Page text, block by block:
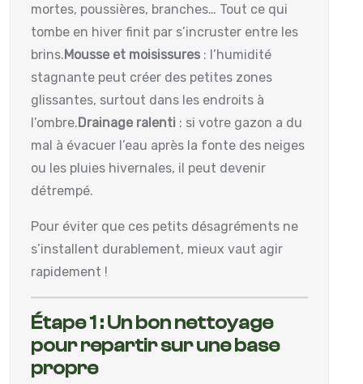
mortes, poussières, branches… Tout ce qui
tombe en hiver finit par s’incruster entre les
brins.Mousse et moisissures : l’humidité
stagnante peut créer des petites zones
glissantes, surtout dans les endroits à
l’ombre.Drainage ralenti : si votre gazon a du
mal à évacuer l’eau après la fonte des neiges
ou les pluies hivernales, il peut devenir
détrempé.
Pour éviter que ces petits désagréments ne
s’installent durablement, mieux vaut agir
rapidement !
Étape 1 : Un bon nettoyage
pour repartir sur une base
propre